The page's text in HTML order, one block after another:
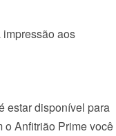
aos
estar disponível para
o Anfitrião Prime você